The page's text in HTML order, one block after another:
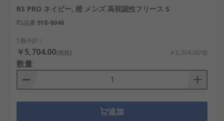
→ XXL/lili素材: 綿又はポリエステル/lili色: イエロー
又はオレンジ/lili反射テープ/lili ENクラス 2、
高視認性パーカー及びフリースは、職場での視認性
を保ち、怪我のリスクを軽減する安全作業服です。
高視認性の衣類で使用されている反射素材は、入射
と同じ方向に光線を反射することで、高視認性の効
果を発揮します。高視認性の作業服は、職場のPPE
(個人用保護具)規制によって分類されている保護ア
RS PRO ネイビー, 橙 メンズ 高視認性フリース S
RS品番 918-6046
1個小計：
￥5,704.00(税抜) ￥5,704.00/個
数量
追加